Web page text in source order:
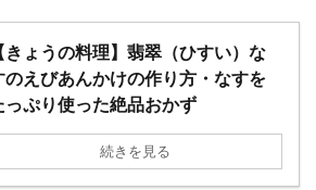
【きょうの料理】翡翠（ひすい）な
のえびあんかけの作り方・なすを
っぷり使った絶品おかず
続きを見る